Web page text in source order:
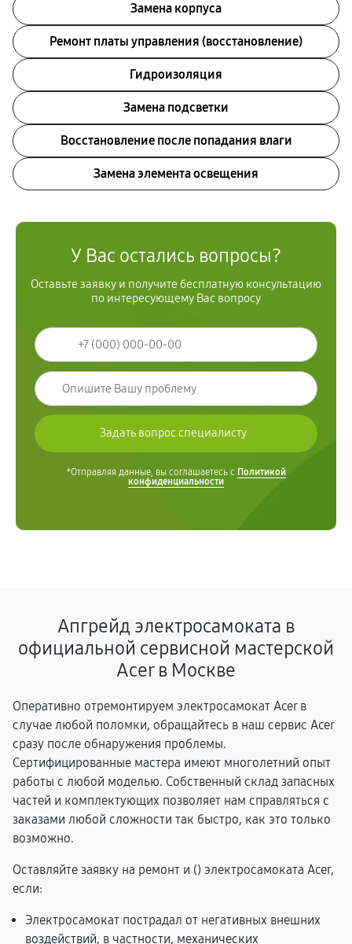
Замена корпуса
Ремонт платы управления (восстановление)
Гидроизоляция
Замена подсветки
Восстановление после попадания влаги
Замена элемента освещения
У Вас остались вопросы?
Оставьте заявку и получите бесплатную консультацию
по интересующему Вас вопросу
*Отправляя данные, вы соглашаетесь с Политикой
конфиденциальности
Апгрейд электросамоката в
официальной сервисной мастерской
Acer в Москве
Оперативно отремонтируем электросамокат Acer в
случае любой поломки, обращайтесь в наш сервис Acer
сразу после обнаружения проблемы.
Сертифицированные мастера имеют многолетний опыт
работы с любой моделью. Собственный склад запасных
частей и комплектующих позволяет нам справляться с
заказами любой сложности так быстро, как это только
возможно.
Оставляйте заявку на ремонт и () электросамоката Acer,
если:
Электросамокат пострадал от негативных внешних
воздействий, в частности, механических